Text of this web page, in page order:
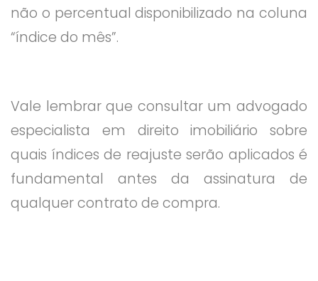
não o percentual disponibilizado na coluna
“índice do mês”.
Vale lembrar que consultar um advogado
especialista em direito imobiliário sobre
quais índices de reajuste serão aplicados é
fundamental antes da assinatura de
qualquer contrato de compra.